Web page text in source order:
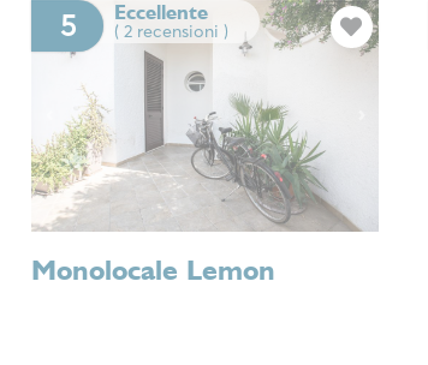
5 Eccellente
( 2 recensioni )
Previous
Monolocale Lemon